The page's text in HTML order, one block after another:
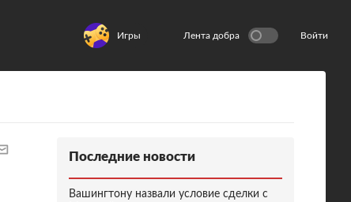
Игры Лента добра Войти
Последние новости
Вашингтону назвали условие сделки с